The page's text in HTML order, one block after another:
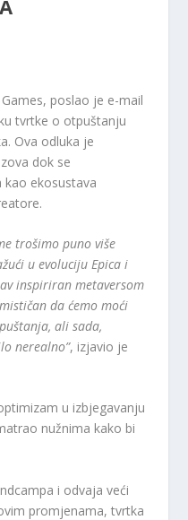
poslao je e-mail
tvrtke o otpuštanju
Ova odluka je
dok se
ekosustava
trošimo puno više
u evoluciju Epica i
inspiriran metaversom
da ćemo moći
ali sada,
nerealno”, izjavio je
u izbjegavanju
nužnima kako bi
i odvaja veći
promjenama, tvrtka